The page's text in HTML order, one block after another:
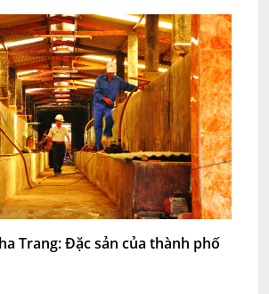
Trang: Đặc sản của thành phố